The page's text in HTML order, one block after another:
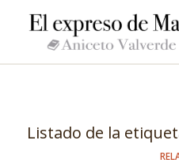
Listado de la